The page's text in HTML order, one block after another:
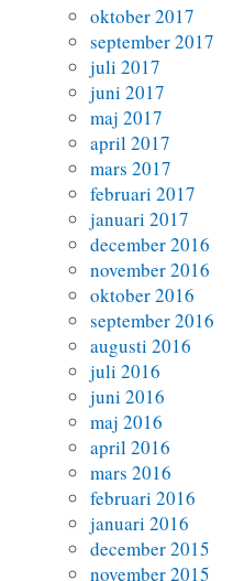
oktober 2017
september 2017
juli 2017
juni 2017
maj 2017
april 2017
mars 2017
februari 2017
januari 2017
december 2016
november 2016
oktober 2016
september 2016
augusti 2016
juli 2016
juni 2016
maj 2016
april 2016
mars 2016
februari 2016
januari 2016
december 2015
november 2015